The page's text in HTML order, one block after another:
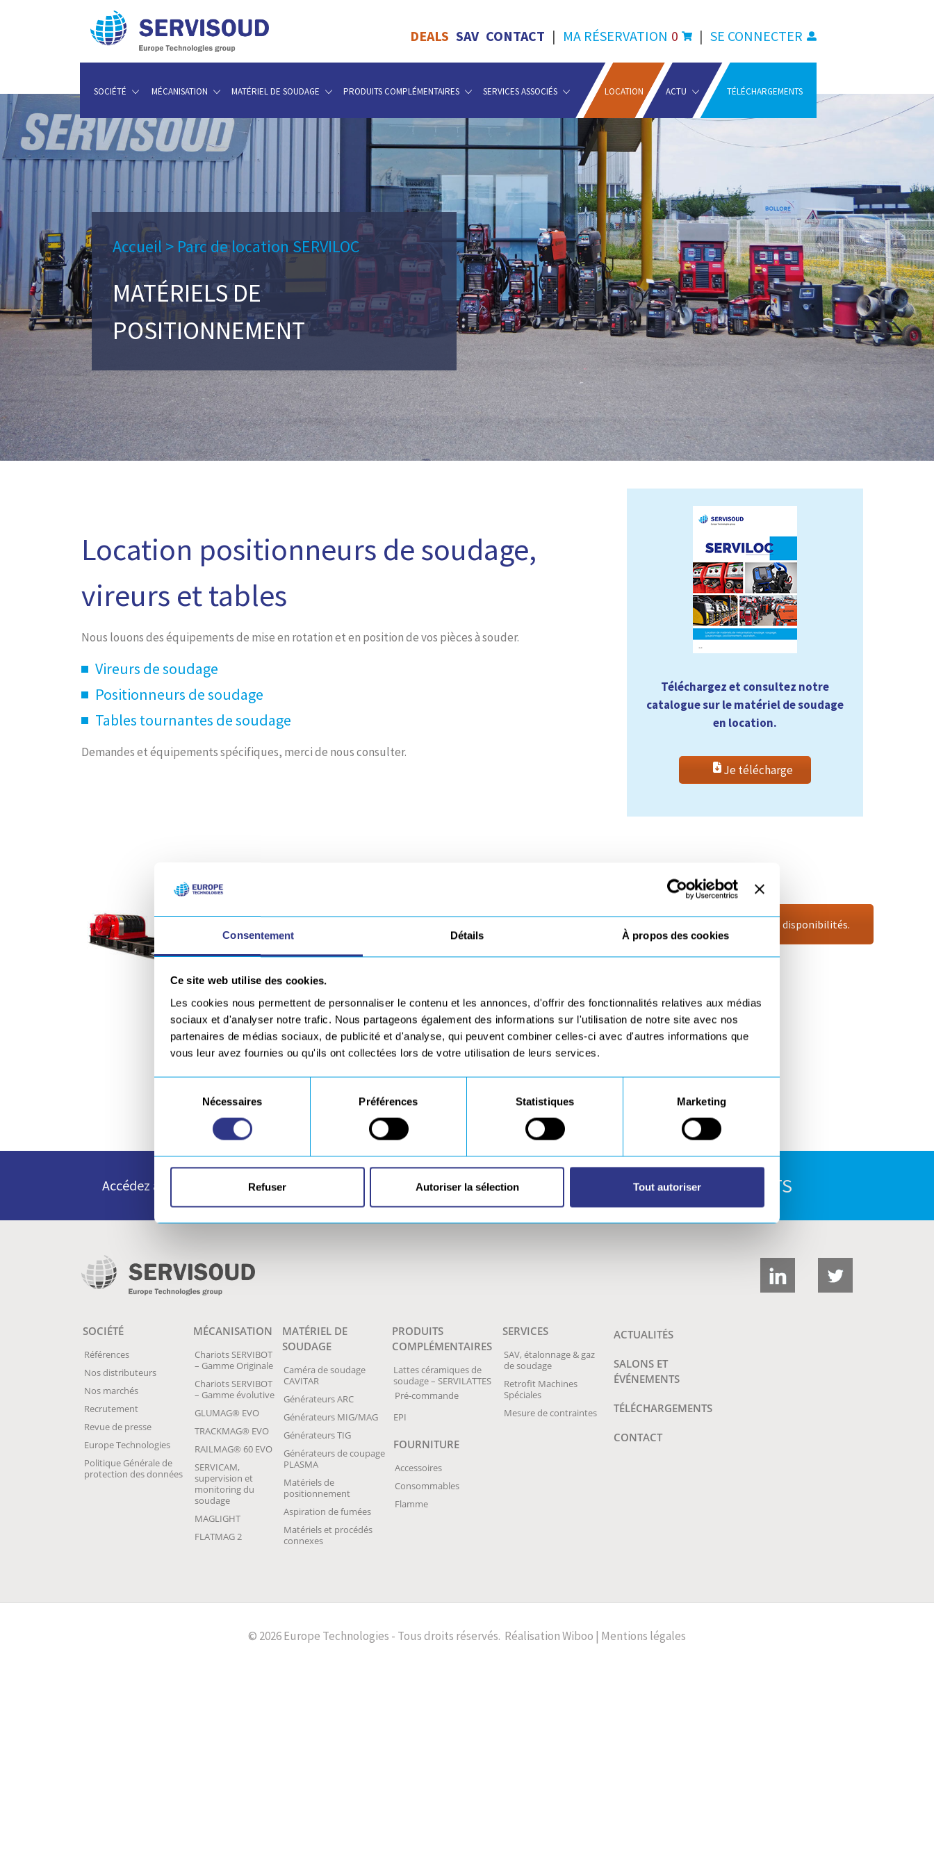
Consentement Détails À propos des cookies
Ce site web utilise des cookies.
Les cookies nous permettent de personnaliser le contenu et les annonces, d'offrir des fonctionnalités relatives aux médias
sociaux et d'analyser notre trafic. Nous partageons également des informations sur l'utilisation de notre site avec nos
partenaires de médias sociaux, de publicité et d'analyse, qui peuvent combiner celles-ci avec d'autres informations que
vous leur avez fournies ou qu'ils ont collectées lors de votre utilisation de leurs services.
consentement
Nécessaires Préférences Statistiques Marketing
Refuser Autoriser la sélection Tout autoriser
DEALS SAV CONTACT | MA RÉSERVATION 0 | SE CONNECTER
SOCIÉTÉ MÉCANISATION MATÉRIEL DE SOUDAGE PRODUITS COMPLÉMENTAIRES SERVICES ASSOCIÉS LOCATION ACTU TÉLÉCHARGEMENTS
Accueil> Parc de location SERVILOC
MATÉRIELS DE
POSITIONNEMENT
Location positionneurs de soudage,
vireurs et tables
Nous louons des équipements de mise en rotation et en position de vos pièces à souder.
Vireurs de soudage
Positionneurs de soudage
Tables tournantes de soudage
Demandes et équipements spécifiques, merci de nous consulter.
Téléchargez et consultez notre
catalogue sur le matériel de soudage
en location.
Je télécharge
Effectuer une demande en ligne pour obtenir plus d’informations et connaître les disponibilités.
Accédez à toutes nos ressources en téléchargement ESPACE DE TÉLÉCHARGEMENTS
SOCIÉTÉ
Références
Nos distributeurs
Nos marchés
Recrutement
Revue de presse
Europe Technologies
Politique Générale de
protection des données
MÉCANISATION
Chariots SERVIBOT
– Gamme Originale
Chariots SERVIBOT
– Gamme évolutive
GLUMAG® EVO
TRACKMAG® EVO
RAILMAG® 60 EVO
SERVICAM,
supervision et
monitoring du
soudage
MAGLIGHT
FLATMAG 2
MATÉRIEL DE
SOUDAGE
Caméra de soudage
CAVITAR
Générateurs ARC
Générateurs MIG/MAG
Générateurs TIG
Générateurs de coupage
PLASMA
Matériels de
positionnement
Aspiration de fumées
Matériels et procédés
connexes
PRODUITS
COMPLÉMENTAIRES
Lattes céramiques de
soudage – SERVILATTES
Pré-commande
EPI
FOURNITURE
Accessoires
Consommables
Flamme
SERVICES
SAV, étalonnage & gaz
de soudage
Retrofit Machines
Spéciales
Mesure de contraintes
ACTUALITÉS
SALONS ET
ÉVÉNEMENTS
TÉLÉCHARGEMENTS
CONTACT
© 2026 Europe Technologies - Tous droits réservés. RéalisationWiboo | Mentions légales